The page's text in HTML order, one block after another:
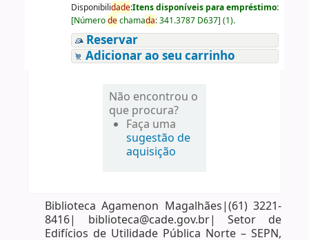
Disponibilidade:Itens disponíveis para empréstimo:
[Númerodechamada:341.3787 D637] (1).
Reservar
Adicionar ao seu carrinho
Não encontrou o
que procura?
Faça uma
sugestão de
aquisição
Biblioteca Agamenon Magalhães|(61) 3221-
8416| biblioteca@cade.gov.br| Setor de
Edifícios de Utilidade Pública Norte – SEPN,